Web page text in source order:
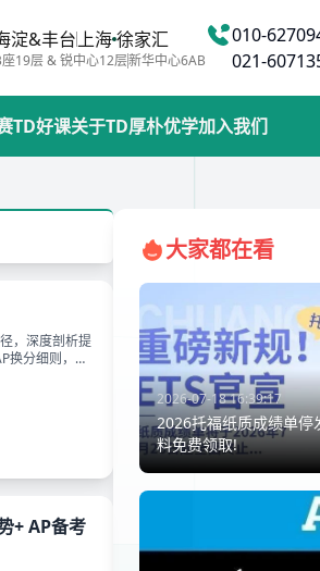
淀&丰台上海徐家汇
19层 & 锐中心12层新华中心6AB
010-
021-
TD好课关于TD厚朴优学加入我们
，深度剖析提
换分细则，助
+ AP备考
大家都在看
2026-07-18 16:39:17
2026托福纸质成绩单停
料免费领取!